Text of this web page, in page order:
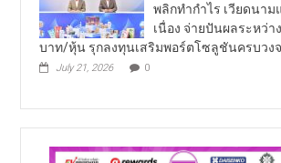
พลิกทำกำไร เวียดนาม
เนื่อง จ่ายปันผลระหว่า
บาท/หุ้น รุกลงทุนเสริมพอร์ตโซลูชันครบวง
July 21, 2026 0